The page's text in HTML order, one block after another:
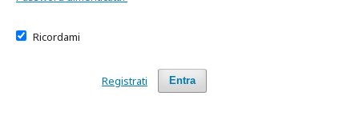
Ricordami
Entra
Registrati